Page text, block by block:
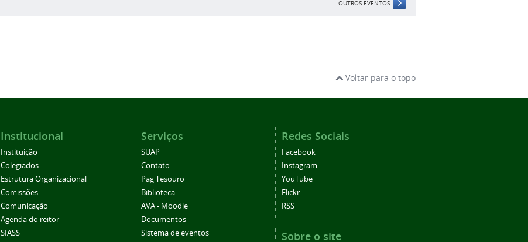
Instituição
Estrutura Organizacional
Comissões
Comunicação
Agenda do reitor
SIASS
Eleições CS
SEI/Suap
SUAP
Contato
Pag Tesouro
Biblioteca
AVA - Moodle
Documentos
Sistema de eventos
Periódicos
Ouvidoria
Facebook
YouTube
Flickr
RSS
Acessibilidade